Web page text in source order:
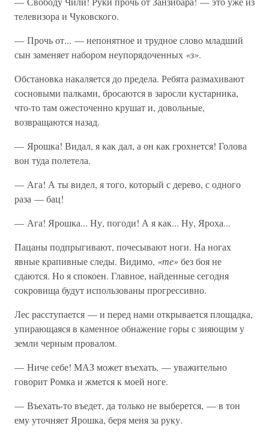
телевизора и Чуковского.
— Прочь от... — непонятное и трудное слово младший
сын заменяет набором неупорядоченных «з».
Обстановка накаляется до предела. Ребята размахивают
сосновыми палками, бросаются в заросли кустарника,
что-то там ожесточенно крушат и, довольные,
возвращаются назад.
— Ярошка! Видал, я как дал, а он как грохнется! Голова
вон туда полетела.
— Ага! А ты видел, я того, который с дерево, с одного
раза — бац!
— Ага! Ярошка... Ну, погоди! А я как... Ну, Яроха...
Пацаны подпрыгивают, почесывают ноги. На ногах
явные крапивные следы. Видимо, «те»без боя не
сдаются. Но я спокоен. Главное, найденные сегодня
сокровища будут использованы прогрессивно.
Лес расступается — и перед нами открывается площадка,
упирающаяся в каменное обнажение горы с зияющим у
земли черным провалом.
— Ниче себе! МАЗ может въехать, — уважительно
говорит Ромка и жмется к моей ноге.
— Въехать-то въедет, да только не выберется, — в тон
ему уточняет Ярошка, беря меня за руку.